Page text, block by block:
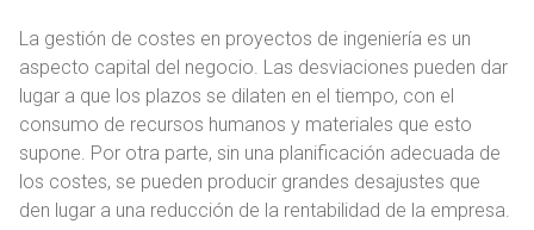
La gestión de costes en proyectos de ingeniería es un
aspecto capital del negocio. Las desviaciones pueden dar
lugar a que los plazos se dilaten en el tiempo, con el
consumo de recursos humanos y materiales que esto
supone. Por otra parte, sin una planificación adecuada de
los costes, se pueden producir grandes desajustes que
den lugar a una reducción de la rentabilidad de la empresa.